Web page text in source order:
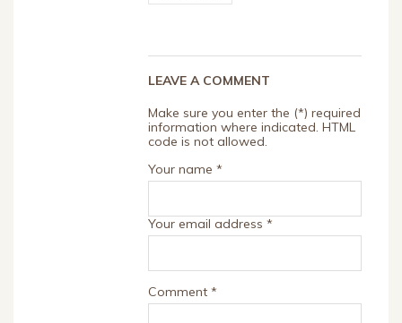
LEAVE A COMMENT
Make sure you enter the (*) required
information where indicated. HTML
code is not allowed.
Your name *
Your email address *
Comment *